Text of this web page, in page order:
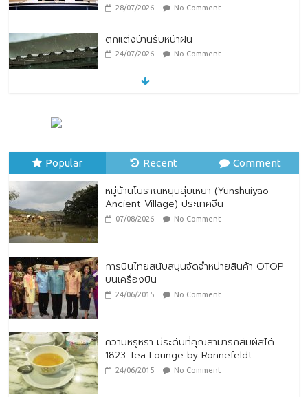
28/07/2026 No Comment
ตกแต่งบ้านรับหน้าฝน
24/07/2026 No Comment
Popular Recent Comment
หมู่บ้านโบราณหยุนสุ่ยเหยา (Yunshuiyao
Ancient Village) ประเทศจีน
07/08/2026 No Comment
การบินไทยสนับสนุนจัดจำหน่ายสินค้า OTOP
บนเครื่องบิน
24/06/2015 No Comment
ความหรูหรา มีระดับที่คุณสามารถสัมผัสได้
1823 Tea Lounge by Ronnefeldt
24/06/2015 No Comment